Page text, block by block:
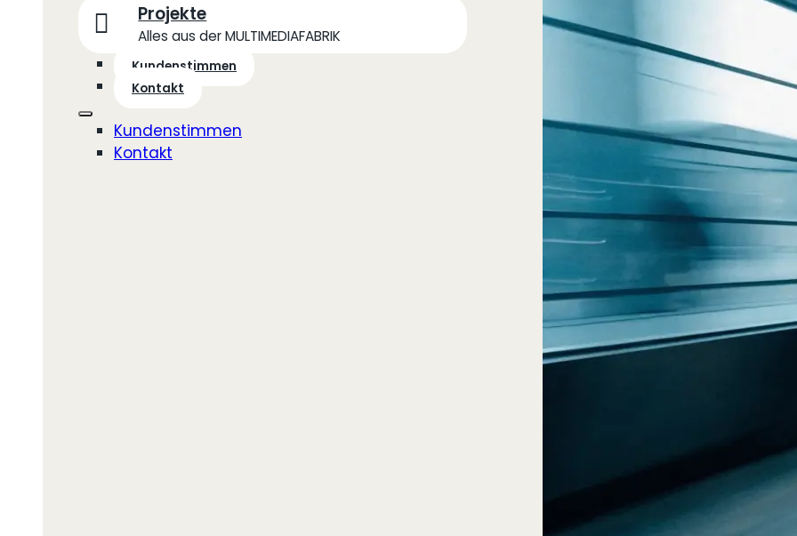
Projekte
Alles aus der MULTIMEDIAFABRIK
Kundenstimmen
Kontakt
Kundenstimmen
Kontakt
Fliegen durch den
FPV-Videos